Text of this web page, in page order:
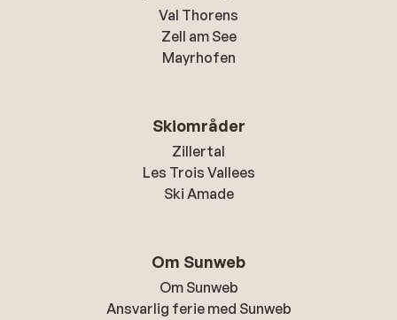
Val Thorens
Zell am See
Mayrhofen
Skiområder
Zillertal
Les Trois Vallees
Ski Amade
Om Sunweb
Om Sunweb
Ansvarlig ferie med Sunweb